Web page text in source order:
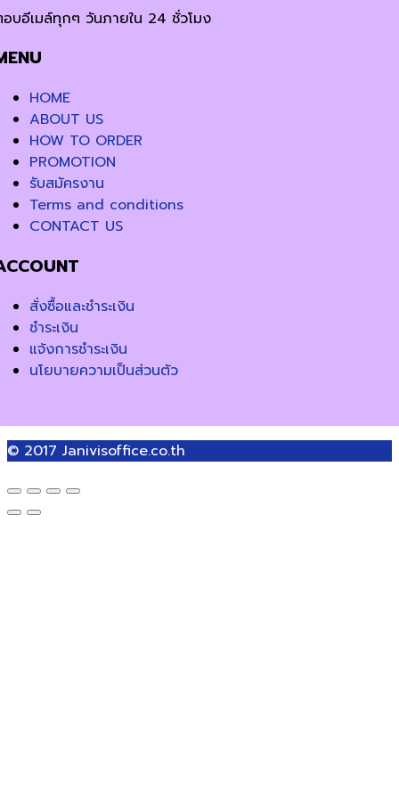
บอีเมล์ทุกๆ วันภายใน 24 ชั่วโมง
HOME
ABOUT US
HOW TO ORDER
PROMOTION
รับสมัครงาน
Terms and conditions
CONTACT US
สั่งซื้อและชำระเงิน
ชำระเงิน
แจ้งการชำระเงิน
นโยบายความเป็นส่วนตัว
© 2017 Janivisoffice.co.th